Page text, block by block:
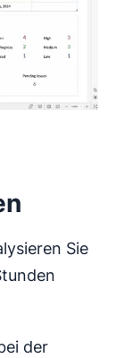
Sie
der